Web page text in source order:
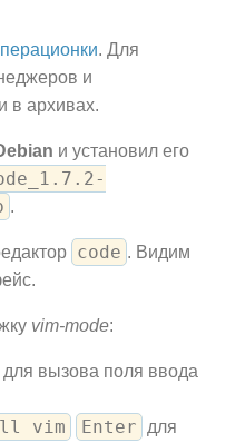
. Для
и
в архивах.
и установил его
.
code . Видим
vim-mode:
для вызова поля ввода
vim Enter
для